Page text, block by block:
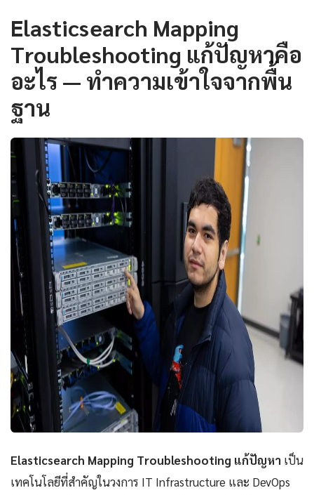
Elasticsearch Mapping
Troubleshooting แก้ปัญหาคือ
อะไร — ทำความเข้าใจจากพื้น
ฐาน
Elasticsearch Mapping Troubleshooting แก้ปัญหา เป็น
เทคโนโลยีที่สำคัญในวงการ IT Infrastructure และ DevOps